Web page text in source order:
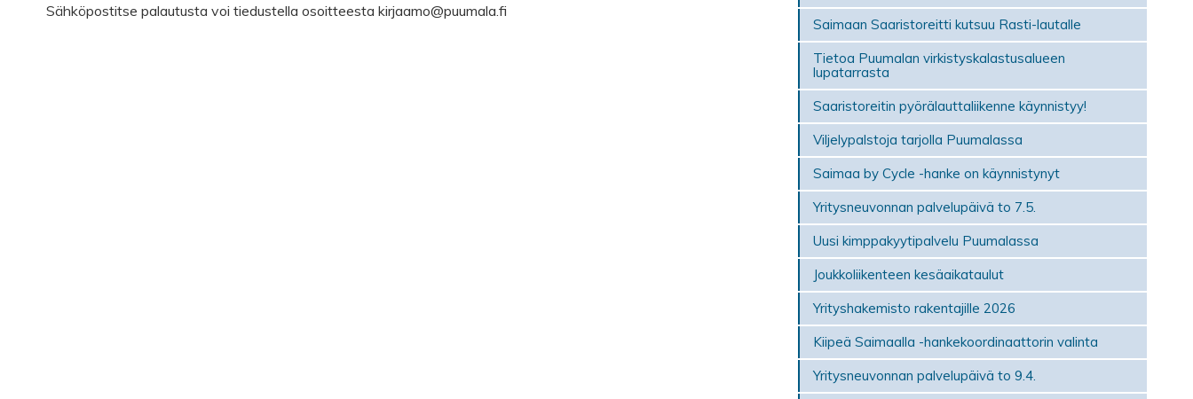
Sähköpostitse palautusta voi tiedustella osoitteesta kirjaamo@puumala.fi
Saimaan Saaristoreitti kutsuu Rasti-lautalle
Tietoa Puumalan virkistyskalastusalueen
lupatarrasta
Saaristoreitin pyörälauttaliikenne käynnistyy!
Viljelypalstoja tarjolla Puumalassa
Saimaa by Cycle -hanke on käynnistynyt
Yritysneuvonnan palvelupäivä to 7.5.
Uusi kimppakyytipalvelu Puumalassa
Joukkoliikenteen kesäaikataulut
Yrityshakemisto rakentajille 2026
Kiipeä Saimaalla -hankekoordinaattorin valinta
Yritysneuvonnan palvelupäivä to 9.4.